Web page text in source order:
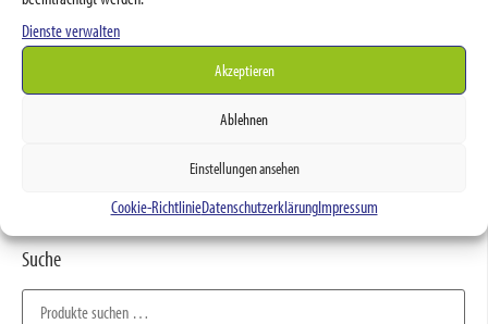
Dienste verwalten
Akzeptieren
Ablehnen
Einstellungen ansehen
Cookie-RichtlinieDatenschutzerklärungImpressum
Textilien
Matratzen
Suche